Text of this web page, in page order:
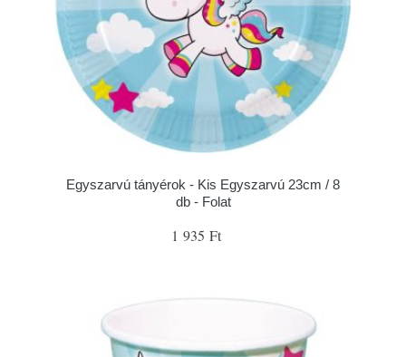
Egyszarvú tányérok - Kis Egyszarvú 23cm / 8
db - Folat
1 935 Ft